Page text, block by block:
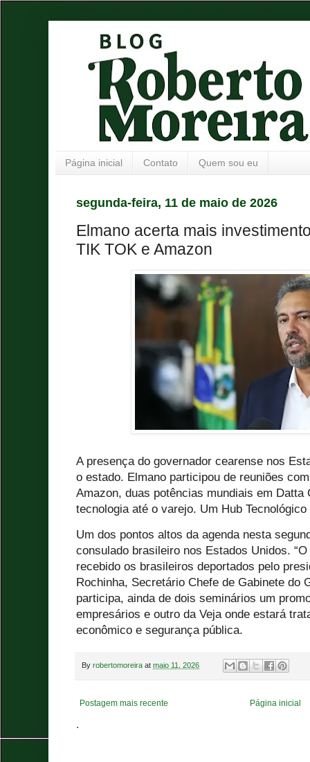
Página inicial Contato Quem sou eu
segunda-feira, 11 de maio de 2026
Elmano acerta mais
TIK TOK e Amazon
A presença do governador cearense nos
o estado. Elmano participou de reuniões
Amazon, duas potências mundiais em Datta
tecnologia até o varejo. Um Hub
Um dos pontos altos da agenda nesta
consulado brasileiro nos Estados Unidos.
recebido os brasileiros deportados pelo
Rochinha, Secretário Chefe de Gabinete do
participa, ainda de dois seminários um
empresários e outro da Veja onde estará
econômico e segurança pública.
By robertomoreira at maio 11, 2026
Postagem mais recente Página inicial
.